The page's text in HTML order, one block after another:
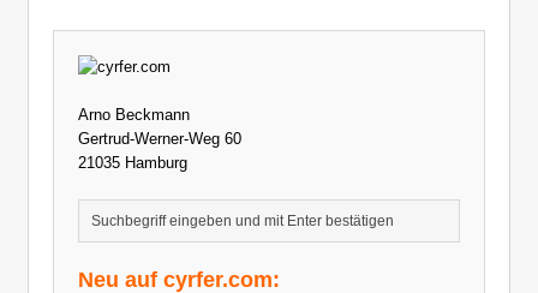
Arno Beckmann
Gertrud-Werner-Weg 60
21035 Hamburg
Neu auf cyrfer.com: